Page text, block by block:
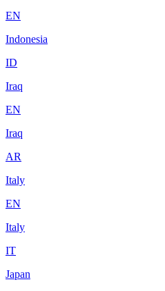
EN
Indonesia
ID
Iraq
EN
Iraq
AR
Italy
EN
Italy
IT
Japan